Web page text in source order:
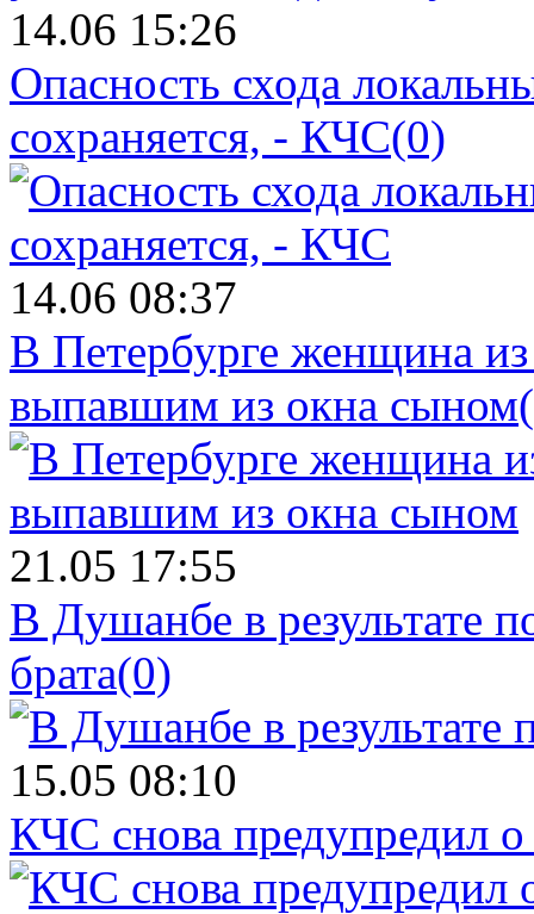
14.06 15:26
Опасность схода
сохраняется, - КЧС(0)
14.06 08:37
В Петербурге женщина
выпавшим из окна сыном
21.05 17:55
В Душанбе в результате
брата(0)
15.05 08:10
КЧС снова предупредил